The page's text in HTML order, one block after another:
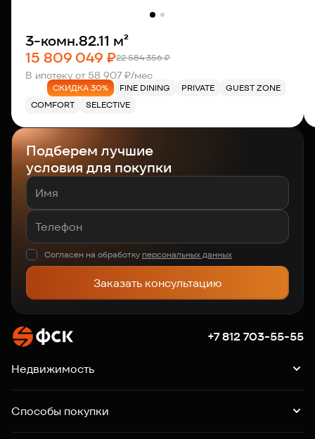
3-комн.82.11 м²
15 809 049 ₽22 584 356 ₽
В ипотеку от 58 907 ₽/мес
СКИДКА 30% FINE DINING PRIVATE
GUEST ZONE
COMFORT
SELECTIVE
Подберем лучшие
условия для покупки
Согласен на обработку персональных данных
Заказать консультацию
+7 812 703-55-55
Недвижимость
Квартиры
Машино-места
Коммерция
Способы покупки
Ипотека